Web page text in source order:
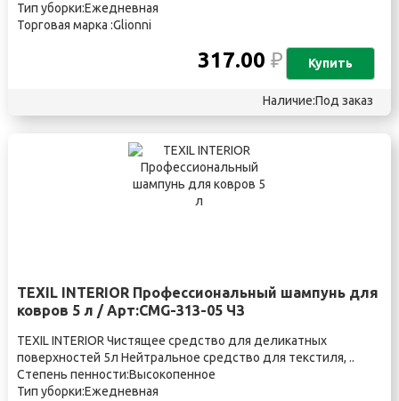
Тип уборки:Ежедневная
Торговая марка :Glionni
317.00₽ Купить
Наличие:Под заказ
TEXIL INTERIOR Профессиональный шампунь для
ковров 5 л / Арт:CMG-313-05 ЧЗ
TEXIL INTERIOR Чистящее средство для деликатных
поверхностей 5л Нейтральное средство для текстиля, ..
Степень пенности:Высокопенное
Тип уборки:Ежедневная